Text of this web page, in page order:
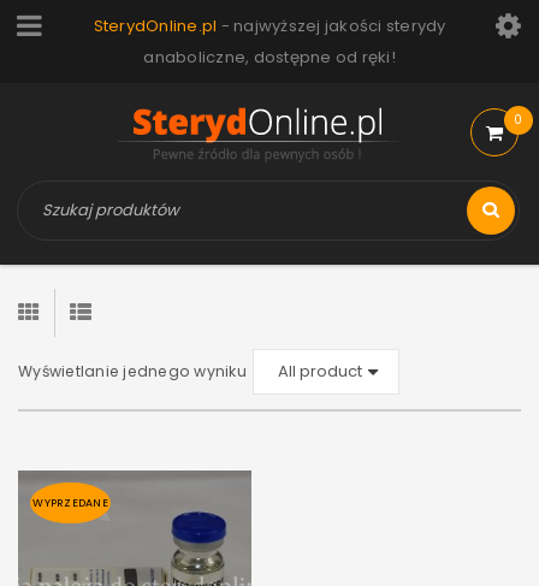
SterydOnline.pl - najwyższej jakości sterydy
anaboliczne, dostępne od ręki!
0
Wyświetlanie jednego wyniku
WYPRZEDANE